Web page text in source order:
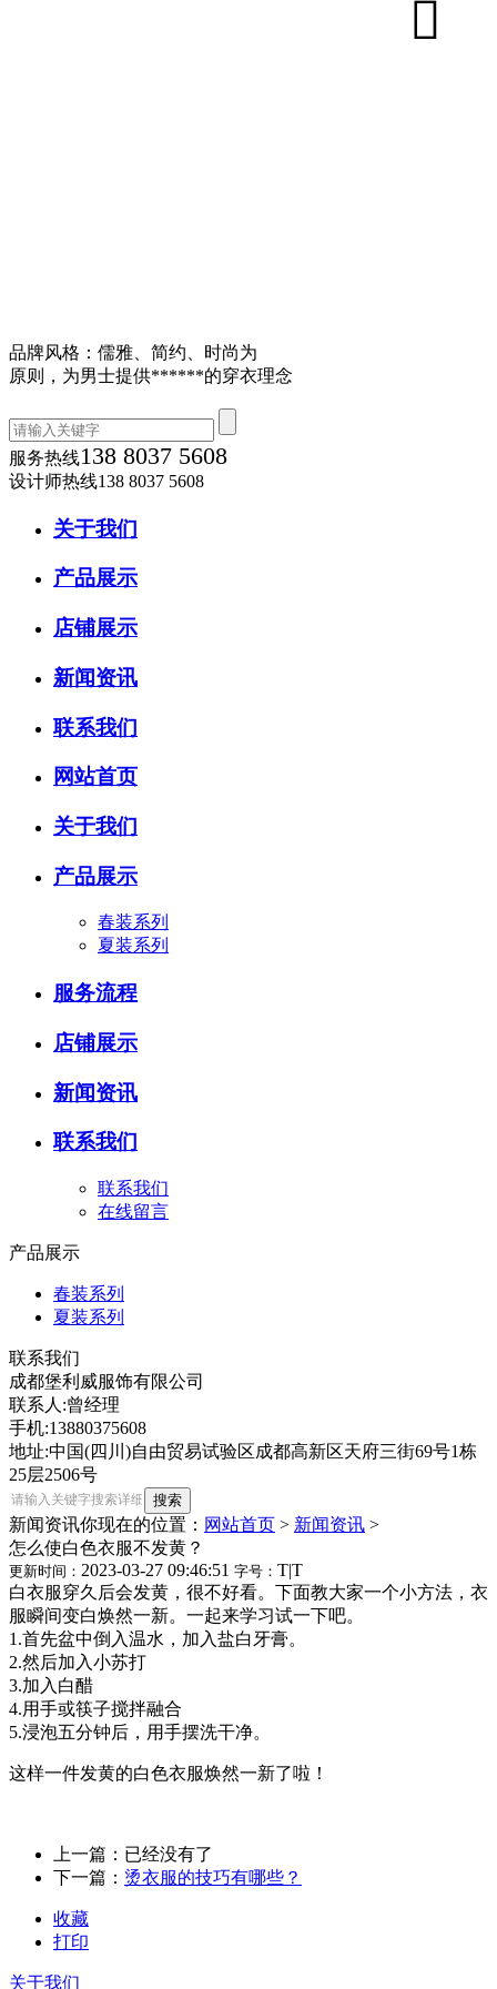
品牌风格：儒雅、简约、时尚为
原则，为男士提供******的穿衣理念
服务热线138 8037 5608
设计师热线138 8037 5608
关于我们
产品展示
店铺展示
新闻资讯
联系我们
网站首页
关于我们
产品展示
春装系列
夏装系列
服务流程
店铺展示
新闻资讯
联系我们
联系我们
在线留言
产品展示
春装系列
夏装系列
联系我们
成都堡利威服饰有限公司
联系人:曾经理
手机:13880375608
地址:中国(四川)自由贸易试验区成都高新区天府三街69号1栋
25层2506号
新闻资讯你现在的位置： 网站首页 > 新闻资讯 >
怎么使白色衣服不发黄？
更新时间： 2023-03-27 09:46:51 字号： T|T
白衣服穿久后会发黄，很不好看。下面教大家一个小方法，衣
服瞬间变白焕然一新。一起来学习试一下吧。
1.首先盆中倒入温水，加入盐白牙膏。
2.然后加入小苏打
3.加入白醋
4.用手或筷子搅拌融合
5.浸泡五分钟后，用手摆洗干净。
这样一件发黄的白色衣服焕然一新了啦！
上一篇：已经没有了
下一篇： 烫衣服的技巧有哪些？
收藏
打印
关于我们